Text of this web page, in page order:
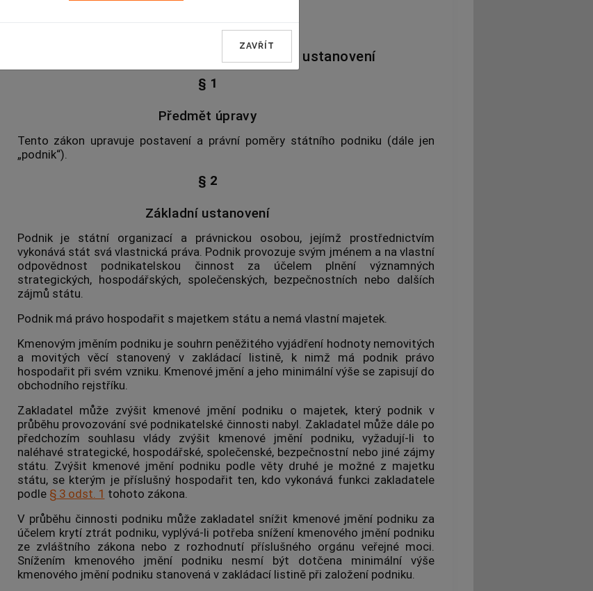
Předmět úpravy a základní ustanovení
§ 1
Předmět úpravy
Tento zákon upravuje postavení a právní poměry státního podniku (dále jen
„podnik“).
§ 2
Základní ustanovení
Podnik je státní organizací a právnickou osobou, jejímž prostřednictvím
vykonává stát svá vlastnická práva. Podnik provozuje svým jménem a na vlastní
odpovědnost podnikatelskou činnost za účelem plnění významných
strategických, hospodářských, společenských, bezpečnostních nebo dalších
zájmů státu.
Podnik má právo hospodařit s majetkem státu a nemá vlastní majetek.
Kmenovým jměním podniku je souhrn peněžitého vyjádření hodnoty nemovitých
a movitých věcí stanovený v zakládací listině, k nimž má podnik právo
hospodařit při svém vzniku. Kmenové jmění a jeho minimální výše se zapisují do
obchodního rejstříku.
Zakladatel může zvýšit kmenové jmění podniku o majetek, který podnik v
průběhu provozování své podnikatelské činnosti nabyl. Zakladatel může dále po
předchozím souhlasu vlády zvýšit kmenové jmění podniku, vyžadují-li to
naléhavé strategické, hospodářské, společenské, bezpečnostní nebo jiné zájmy
státu. Zvýšit kmenové jmění podniku podle věty druhé je možné z majetku
státu, se kterým je příslušný hospodařit ten, kdo vykonává funkci zakladatele
podle § 3 odst. 1 tohoto zákona.
V průběhu činnosti podniku může zakladatel snížit kmenové jmění podniku za
účelem krytí ztrát podniku, vyplývá-li potřeba snížení kmenového jmění podniku
ze zvláštního zákona nebo z rozhodnutí příslušného orgánu veřejné moci.
Snížením kmenového jmění podniku nesmí být dotčena minimální výše
kmenového jmění podniku stanovená v zakládací listině při založení podniku.
ZAVŘÍT